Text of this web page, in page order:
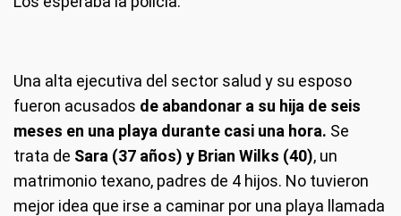
Una alta ejecutiva del sector salud y su esposo
fueron acusados de abandonar a su hija de seis
meses en una playa durante casi una hora. Se
trata de Sara (37 años) y Brian Wilks (40), un
matrimonio texano, padres de 4 hijos. No tuvieron
mejor idea que irse a caminar por una playa llamada